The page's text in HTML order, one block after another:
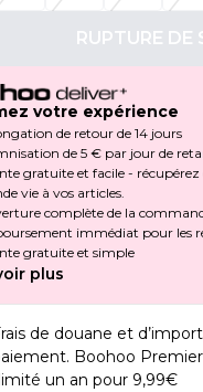
RUPTURE DE
votre expérience
de retour de 14 jours
de 5 € par jour de
gratuite et facile -
vie à vos articles.
complète de la
immédiat pour les
gratuite et simple
plus
de douane et
Boohoo
un an pour 9,99€